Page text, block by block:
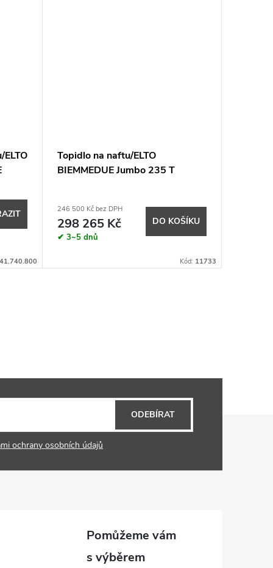
41.740.800
Topidlo na naftu/ELTO
BIEMMEDUE Jumbo 235 T
246 500 Kč bez DPH
298 265 Kč
✔ 3~5 dnů
DO KOŠÍKU
Kód: 11733
ochrany osobních údajů
ODEBÍRAT